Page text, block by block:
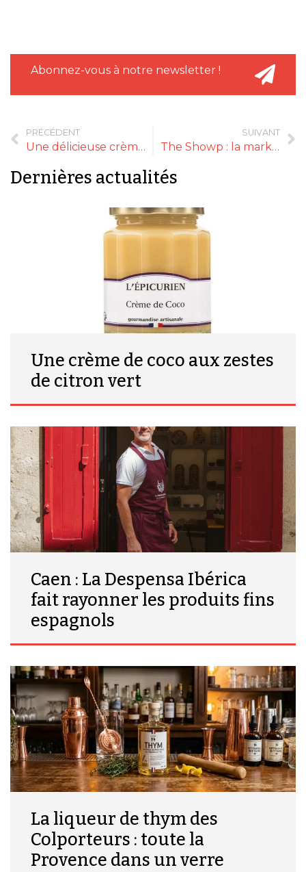
Abonnez-vous à notre newsletter !
PRÉCÉDENT
Une délicieuse crème de noisettes de l’Ouest
SUIVANT
The Showp : la marketplace de Comexposium
Dernières actualités
Une crème de coco aux zestes
de citron vert
Caen : La Despensa Ibérica
fait rayonner les produits fins
espagnols
La liqueur de thym des
Colporteurs : toute la
Provence dans un verre